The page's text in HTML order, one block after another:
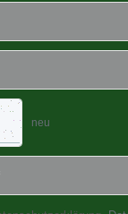
neu